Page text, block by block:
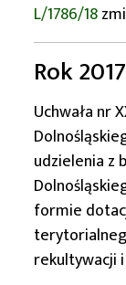
L/1786/18
Rok 2017
Uchwała nr
udzielenia z
formie
rekultywacji